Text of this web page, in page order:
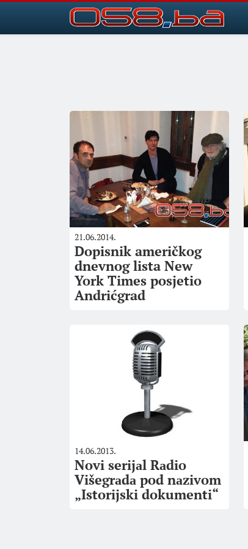
21.06.2014.
Dopisnik američkog
dnevnog lista New
York Times posjetio
Andrićgrad
14.06.2013.
Novi serijаl Rаdio
Višegrаdа pod nаzivom
„Istorijski dokumenti“